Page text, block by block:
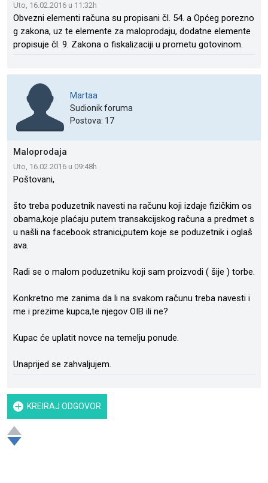
Uto, 16.02.2016 u 11:32h
Obvezni elementi računa su propisani čl. 54. a Općeg porezno
g zakona, uz te elemente za maloprodaju, dodatne elemente
propisuje čl. 9. Zakona o fiskalizaciji u prometu gotovinom.
Martaa
Sudionik foruma
Postova: 17
Maloprodaja
Uto, 16.02.2016 u 09:48h
Poštovani,
što treba poduzetnik navesti na računu koji izdaje fizičkim os
obama,koje plaćaju putem transakcijskog računa a predmet s
u našli na facebook stranici,putem koje se poduzetnik i oglaš
ava.
Radi se o malom poduzetniku koji sam proizvodi ( šije ) torbe.
Konkretno me zanima da li na svakom računu treba navesti i
me i prezime kupca,te njegov OIB ili ne?
Kupac će uplatit novce na temelju ponude.
Unaprijed se zahvaljujem.
KREIRAJ ODGOVOR